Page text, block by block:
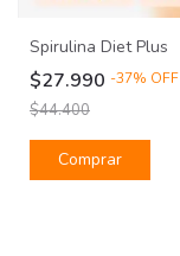
Spirulina Diet Plus
$27.990 -37% OFF
$44.400
Comprar